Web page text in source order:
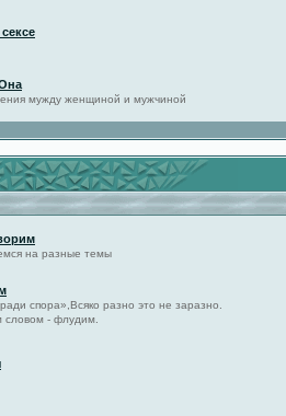
мужду женщиной и мужчиной
на разные темы
спора»,Всяко разно это не заразно.
словом - флудим.